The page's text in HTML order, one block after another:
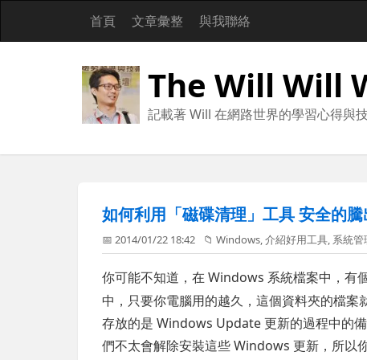
首頁 文章彙整 與我聯絡
The Will Will
記載著 Will 在網路世界的學習心得與
如何利用「磁碟清理」工具 安全的
📅 2014/01/22 18:42 📁Windows,介紹好用工具, 系統管
你可能不知道，在 Windows 系統檔案中，有
中，只要你電腦用的越久，這個資料夾的檔
存放的是 Windows Update 更新的過程中的
們不太會解除安裝這些 Windows 更新，所以